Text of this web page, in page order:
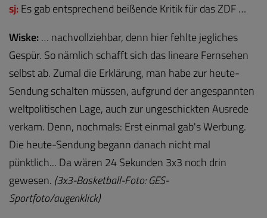
sj:Es gab entsprechend beißende Kritik für das ZDF …
Wiske:… nachvollziehbar, denn hier fehlte jegliches
Gespür. So nämlich schafft sich das lineare Fernsehen
selbst ab. Zumal die Erklärung, man habe zur heute-
Sendung schalten müssen, aufgrund der angespannten
weltpolitischen Lage, auch zur ungeschickten Ausrede
verkam. Denn, nochmals: Erst einmal gab's Werbung.
Die heute-Sendung begann danach nicht mal
pünktlich... Da wären 24 Sekunden 3x3 noch drin
gewesen. (3x3-Basketball-Foto: GES-
Sportfoto/augenklick)